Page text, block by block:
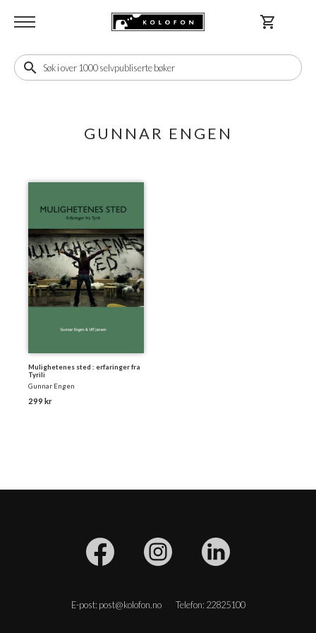
search
shopping_cart
GUNNAR ENGEN
Mulighetenes sted : erfaringer fra
Tyrili
Gunnar Engen
299 kr
E-post: post@kolofon.no Telefon: 22825100